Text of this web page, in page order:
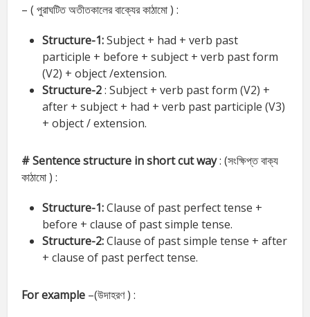
– ( পুরাঘটিত অতীতকালের বাক্যের কাঠামো ) :
Structure-1:Subject + had + verb past
participle + before + subject + verb past form
(V2) + object /extension.
Structure-2: Subject + verb past form (V2) +
after + subject + had + verb past participle (V3)
+ object / extension.
# Sentence structure in short cut way: (সংক্ষিপ্ত বাক্য
কাঠামো ) :
Structure-1:Clause of past perfect tense +
before + clause of past simple tense.
Structure-2:Clause of past simple tense + after
+ clause of past perfect tense.
For example –(উদাহরণ ) :